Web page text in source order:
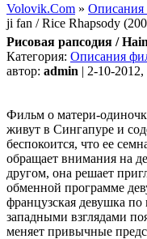
Volovik.Com » Описания
ji fan / Rice Rhapsody
Рисовая рапсодия /
Категория: Описания
автор: admin | 2-10-
Фильм о матери-
живут в Сингапуре и
беспокоится, что ее
обращает внимания на
другом, она решает
обменной программе
французская девушка
западными взглядами
меняет привычные